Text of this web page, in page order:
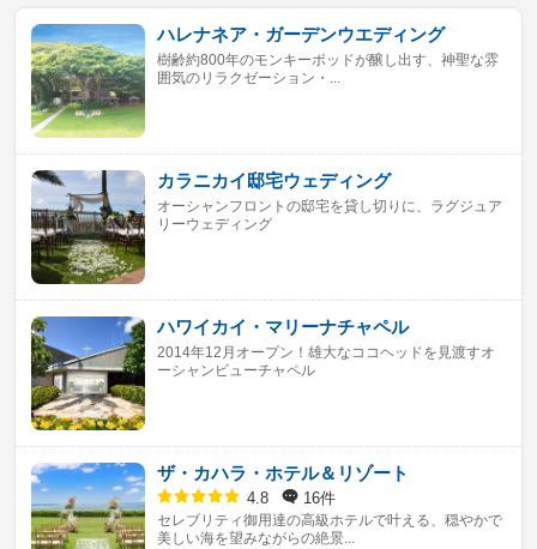
ハレナネア・ガーデンウエディング
樹齢約800年のモンキーポッドが醸し出す、神聖な雰
囲気のリラクゼーション・...
カラニカイ邸宅ウェディング
オーシャンフロントの邸宅を貸し切りに、ラグジュア
リーウェディング
ハワイカイ・マリーナチャペル
2014年12月オープン！雄大なココヘッドを見渡すオ
ーシャンビューチャペル
ザ・カハラ・ホテル＆リゾート
4.8 16件
セレブリティ御用達の高級ホテルで叶える、穏やかで
美しい海を望みながらの絶景...